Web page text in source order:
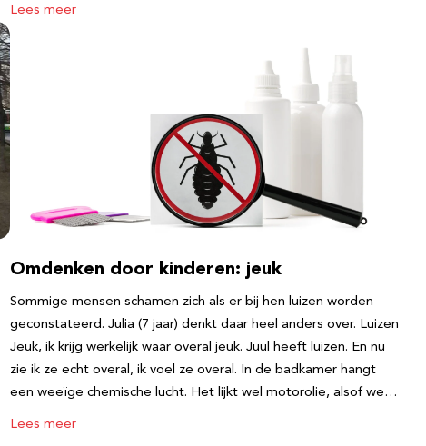
Lees meer
Omdenken door kinderen: jeuk
Sommige mensen schamen zich als er bij hen luizen worden
geconstateerd. Julia (7 jaar) denkt daar heel anders over. Luizen
Jeuk, ik krijg werkelijk waar overal jeuk. Juul heeft luizen. En nu
zie ik ze echt overal, ik voel ze overal. In de badkamer hangt
een weeïge chemische lucht. Het lijkt wel motorolie, alsof we…
Lees meer